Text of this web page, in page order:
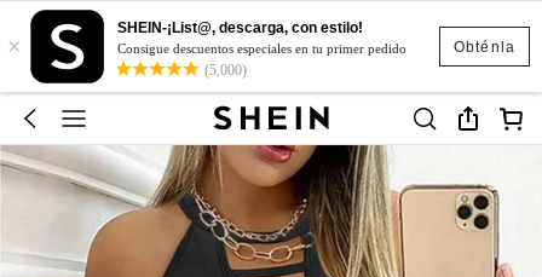
Obténla
×
SHEIN-¡List@, descarga, con estilo!
Consigue descuentos especiales en tu primer pedido
(5,000)